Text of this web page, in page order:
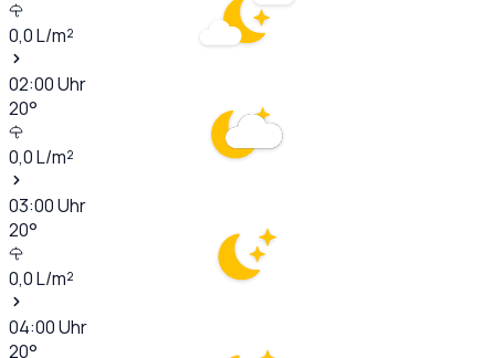
0,0L/m²
02:00Uhr
20°
0,0L/m²
03:00Uhr
20°
0,0L/m²
04:00Uhr
20°